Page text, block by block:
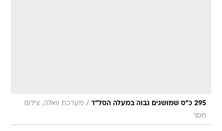
295 כ"ס שמושגים גבוה במעלה הסל"ד / מערכת וואלה, צילום
מסך